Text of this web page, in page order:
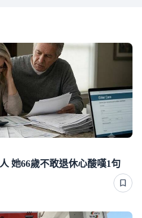
她66歲不敢退休心酸嘆1句